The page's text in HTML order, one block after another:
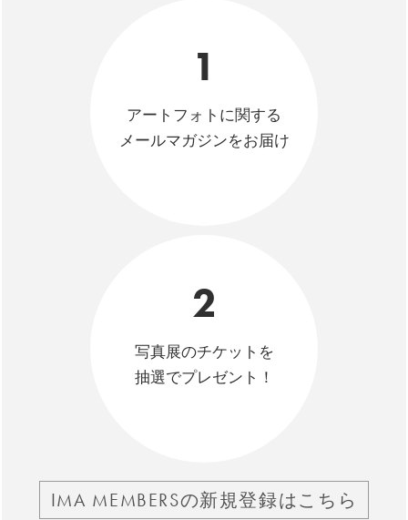
1
アートフォトに関する
メールマガジンをお届け
2
写真展のチケットを
抽選でプレゼント！
IMA MEMBERSの新規登録はこちら